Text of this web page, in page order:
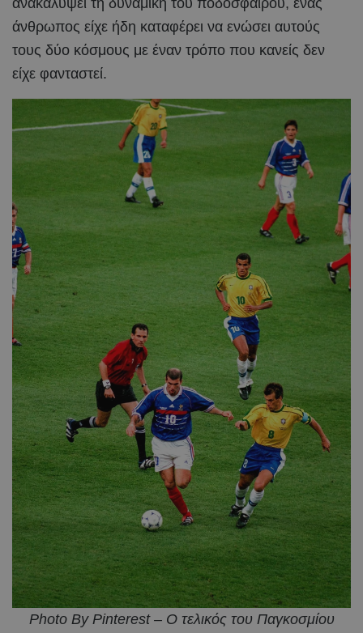
άνθρωπος είχε ήδη καταφέρει να ενώσει αυτούς
τους δύο κόσμους με έναν τρόπο που κανείς δεν
είχε φανταστεί.
Photo By Pinterest – Ο τελικός του Παγκοσμίου